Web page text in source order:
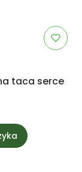
taca serce